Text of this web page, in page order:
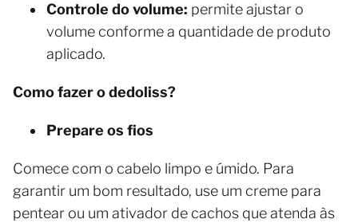
Controle do volume: permite ajustar o
volume conforme a quantidade de produto
aplicado.
Como fazer o dedoliss?
Prepare os fios
Comece com o cabelo limpo e úmido. Para
garantir um bom resultado, use um creme para
pentear ou um ativador de cachos que atenda às